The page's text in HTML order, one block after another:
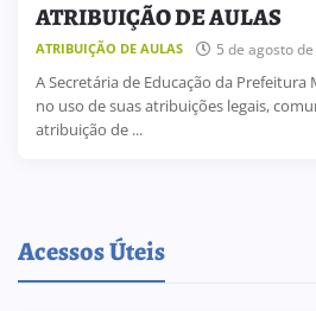
ATRIBUIÇÃO DE AULAS
ATRIBUIÇÃO DE AULAS 5 de agosto
A Secretária de Educação da
no uso de suas atribuições legais,
atribuição de ...
Acessos Úteis